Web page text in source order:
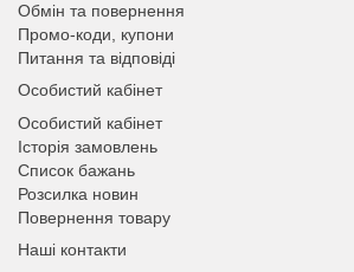
Обмін та повернення
Промо-коди, купони
Питання та відповіді
Особистий кабінет
Особистий кабінет
Історія замовлень
Список бажань
Розсилка новин
Повернення товару
Наші контакти